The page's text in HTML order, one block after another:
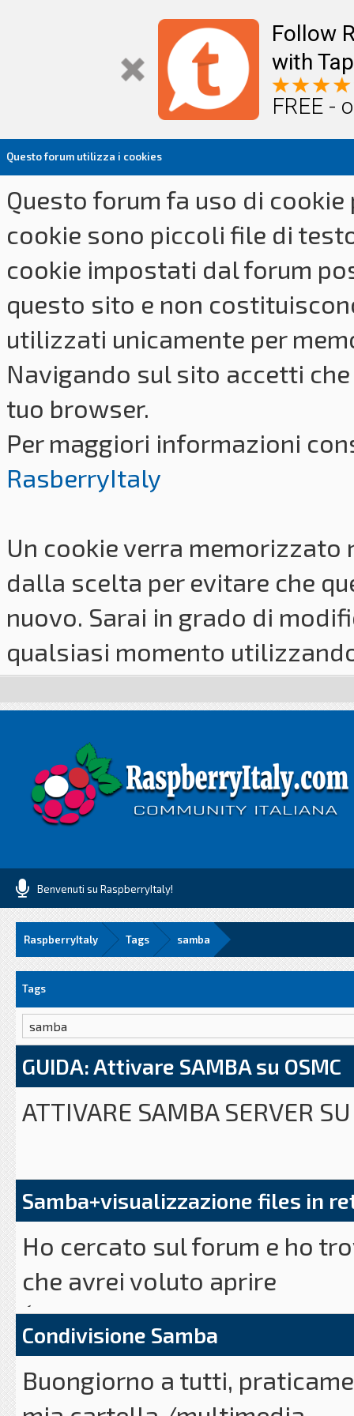
Follow
with
FREE -
Questo forum utilizza i cookies
Questo forum fa uso di
cookie sono piccoli file di
cookie impostati dal forum
questo sito e non
utilizzati unicamente per
Navigando sul sito accetti
tuo browser.
Per maggiori informazioni
RasberryItaly
Un cookie verra
dalla scelta per evitare che
nuovo. Sarai in grado di
qualsiasi momento
Benvenuti su RaspberryItaly!
RaspberryItaly Tags samba
Tags
GUIDA: Attivare SAMBA su OSMC
ATTIVARE SAMBA SERVER
Installare SAMBA
Codice:
sudo apt-get install samba
Modificare il file di
Codice:
Samba+visualizzazione files in
Ho cercato sul forum e ho
che avrei voluto aprire
(http://
un punto che non mi è chiaro.
Io ho configurato samba e
Condivisione Samba
Buongiorno a tutti,